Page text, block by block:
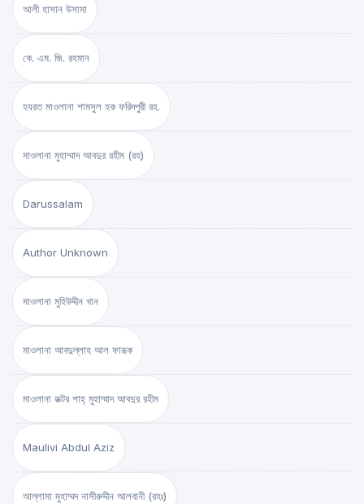
আলী হাসান উসামা
কে. এম. জি. রহমান
হযরত মাওলানা শামসুল হক ফরিদপুরী রহ.
মাওলানা মুহাম্মাদ আবদুর রহীম (রহ)
Darussalam
Author Unknown
মাওলানা মুহিউদ্দীন খান
মাওলানা আবদুল্লাহ আল ফারূক
মাওলানা ডক্টর শাহ্‌ মুহাম্মাদ আবদুর রহীম
Maulivi Abdul Aziz
আল্লামা মুহাম্মদ নাসীরুদ্দীন আলবানী (রহঃ)